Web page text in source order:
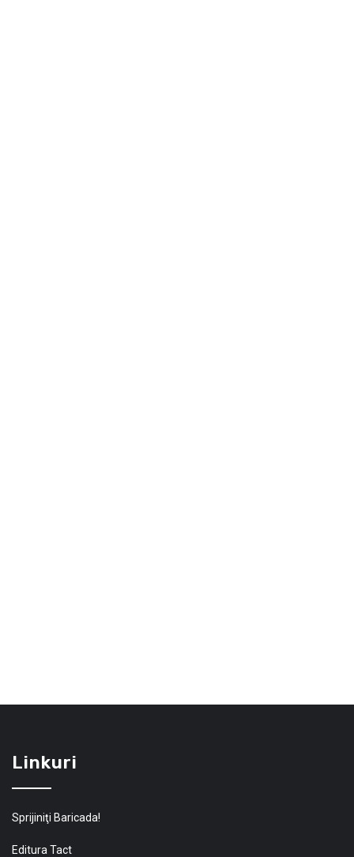
Linkuri
Sprijiniţi Baricada!
Editura Tact